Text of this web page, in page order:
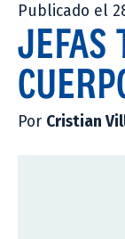
Publicado el
JEFAS
Por Cristian